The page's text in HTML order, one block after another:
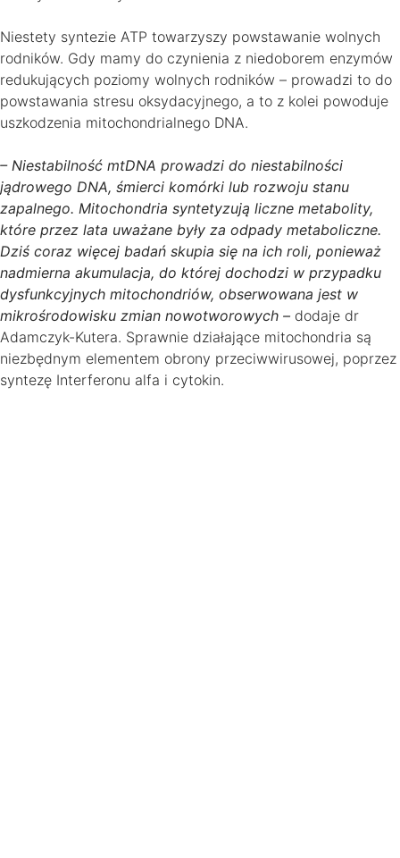
Niestety syntezie ATP towarzyszy powstawanie wolnych
rodników. Gdy mamy do czynienia z niedoborem enzymów
redukujących poziomy wolnych rodników – prowadzi to do
powstawania stresu oksydacyjnego, a to z kolei powoduje
uszkodzenia mitochondrialnego DNA.
– Niestabilność mtDNA prowadzi do niestabilności
jądrowego DNA, śmierci komórki lub rozwoju stanu
zapalnego. Mitochondria syntetyzują liczne metabolity,
które przez lata uważane były za odpady metaboliczne.
Dziś coraz więcej badań skupia się na ich roli, ponieważ
nadmierna akumulacja, do której dochodzi w przypadku
dysfunkcyjnych mitochondriów, obserwowana jest w
mikrośrodowisku zmian nowotworowych – dodaje dr
Adamczyk-Kutera. Sprawnie działające mitochondria są
niezbędnym elementem obrony przeciwwirusowej, poprzez
syntezę Interferonu alfa i cytokin.